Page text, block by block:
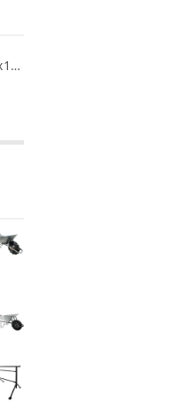
Brána G21 Marion 350x158 cm dvoukřídlá, antracitová